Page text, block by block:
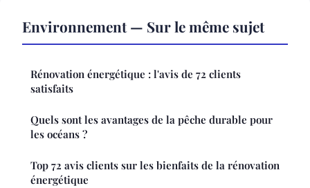
Environnement — Sur le même sujet
Rénovation énergétique : l'avis de 72 clients
satisfaits
Quels sont les avantages de la pêche durable pour
les océans ?
Top 72 avis clients sur les bienfaits de la rénovation
énergétique